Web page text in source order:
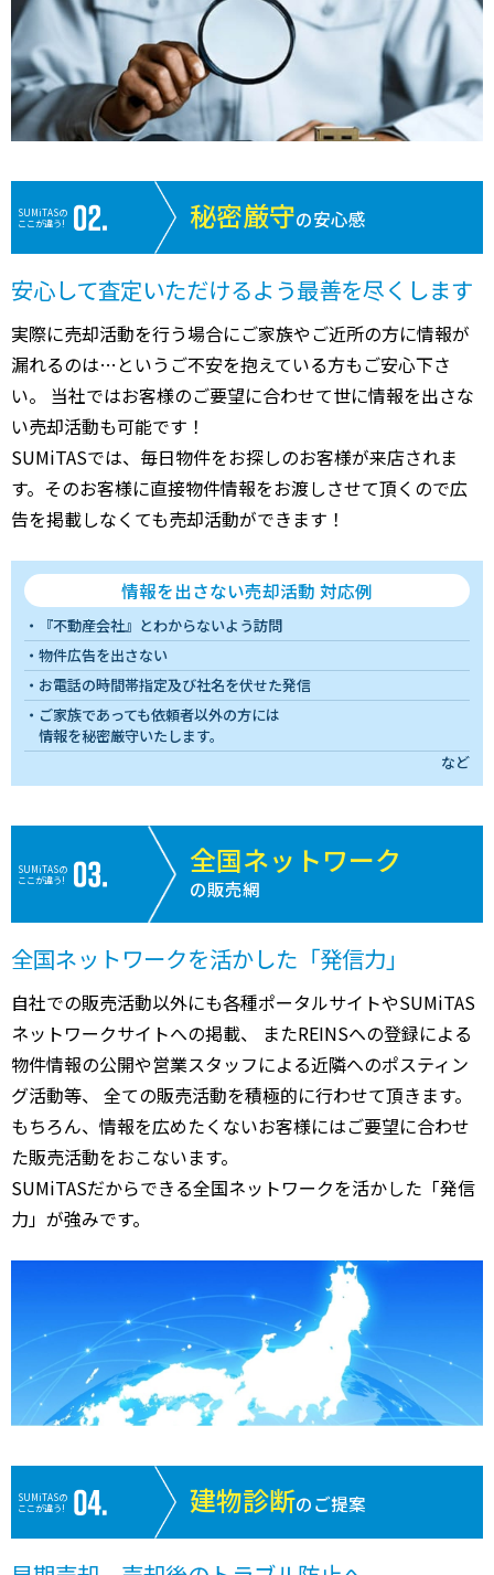
SUMiTASの
ここが違う!
秘密厳守の安心感
安心して査定いただけるよう最善を尽くします
実際に売却活動を行う場合にご家族やご近所の方に情報が
漏れるのは…というご不安を抱えている方もご安心下さ
い。 当社ではお客様のご要望に合わせて世に情報を出さな
い売却活動も可能です！
SUMiTASでは、毎日物件をお探しのお客様が来店されま
す。そのお客様に直接物件情報をお渡しさせて頂くので広
告を掲載しなくても売却活動ができます！
情報を出さない売却活動 対応例
『不動産会社』とわからないよう訪問
物件広告を出さない
お電話の時間帯指定及び社名を伏せた発信
ご家族であっても依頼者以外の方には
情報を秘密厳守いたします。
など
SUMiTASの
ここが違う!
全国ネットワーク
の販売網
全国ネットワークを活かした「発信力」
自社での販売活動以外にも各種ポータルサイトやSUMiTAS
ネットワークサイトへの掲載、 またREINSへの登録による
物件情報の公開や営業スタッフによる近隣へのポスティン
グ活動等、 全ての販売活動を積極的に行わせて頂きます。
もちろん、情報を広めたくないお客様にはご要望に合わせ
た販売活動をおこないます。
SUMiTASだからできる全国ネットワークを活かした「発信
力」が強みです。
SUMiTASの
ここが違う!
建物診断のご提案